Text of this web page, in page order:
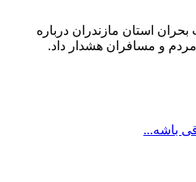
بحران استان مازندران درباره
و مسافران هشدار داد.
باشه...